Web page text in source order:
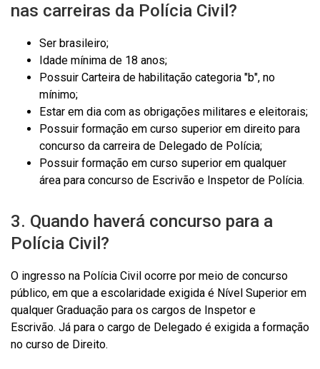
nas carreiras da Polícia Civil?
Ser brasileiro;
Idade mínima de 18 anos;
Possuir Carteira de habilitação categoria "b", no
mínimo;
Estar em dia com as obrigações militares e eleitorais;
Possuir formação em curso superior em direito para
concurso da carreira de Delegado de Polícia;
Possuir formação em curso superior em qualquer
área para concurso de Escrivão e Inspetor de Polícia.
3. Quando haverá concurso para a
Polícia Civil?
O ingresso na Polícia Civil ocorre por meio de concurso
público, em que a escolaridade exigida é Nível Superior em
qualquer Graduação para os cargos de Inspetor e
Escrivão. Já para o cargo de Delegado é exigida a formação
no curso de Direito.